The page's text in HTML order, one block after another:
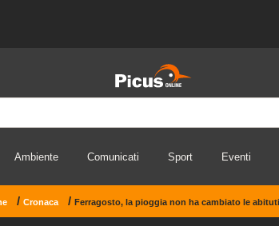
Ambiente Comunicati Sport Eventi
/ Cronaca / Ferragosto, la pioggia non ha cambiato le